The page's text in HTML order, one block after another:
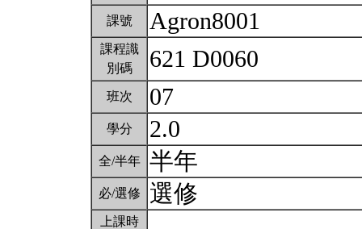
課號 Agron8001
課程識
別碼
621 D0060
班次 07
學分 2.0
全/半年 半年
必/選修 選修
上課時